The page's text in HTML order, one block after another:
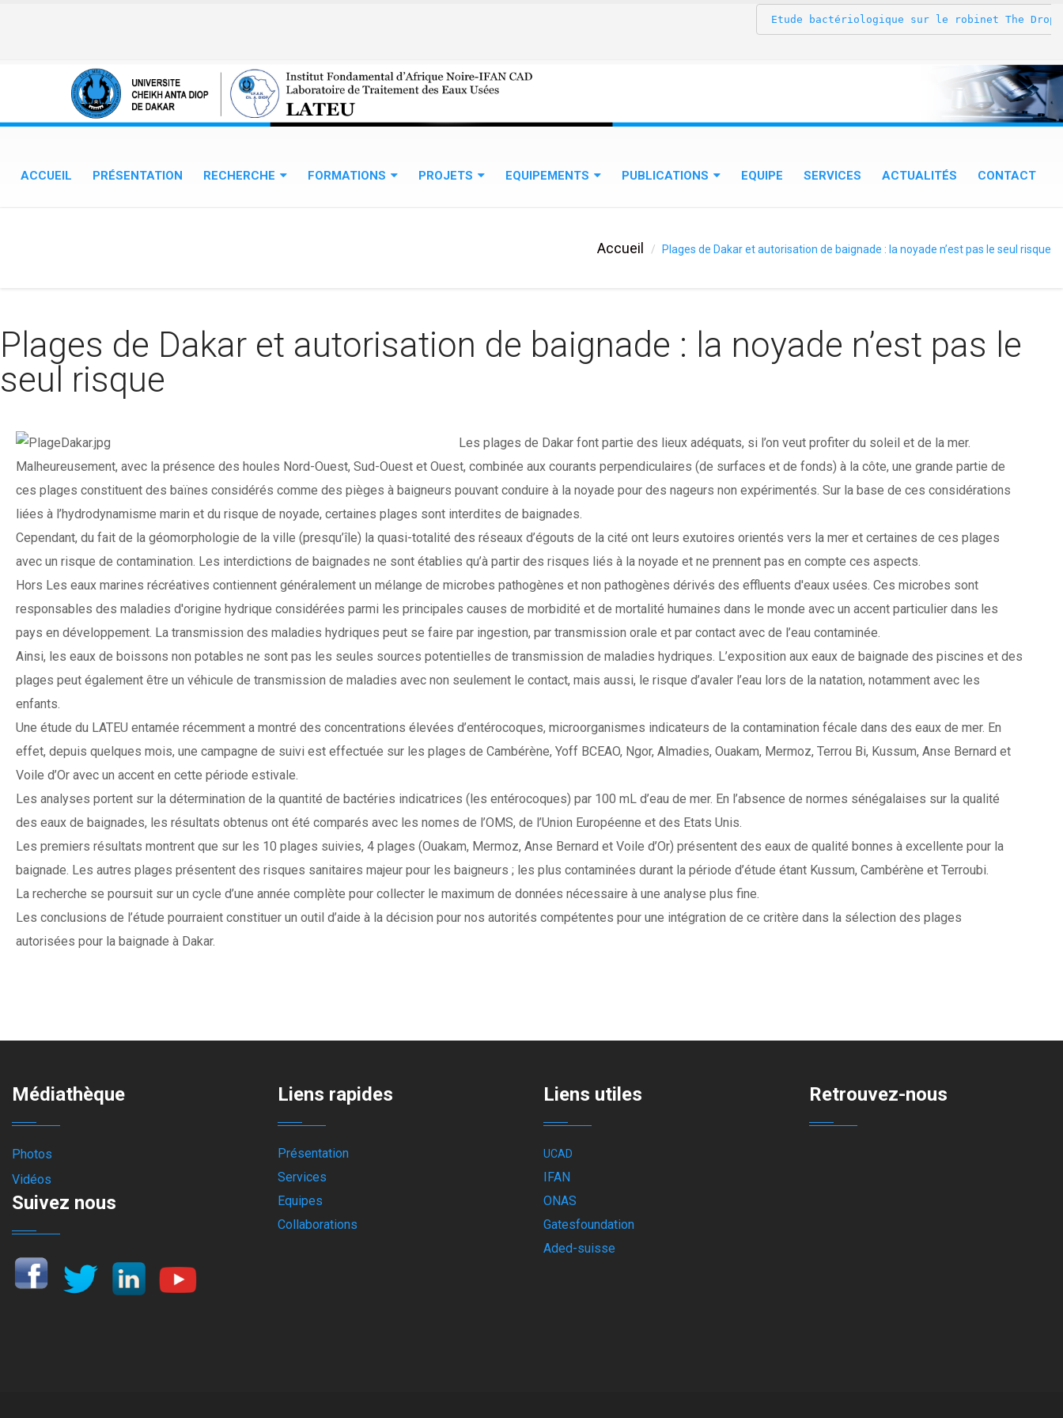
Etude bactériologique sur le robinet The Drop®
ACCUEIL PRÉSENTATION RECHERCHE FORMATIONS PROJETS EQUIPEMENTS PUBLICATIONS EQUIPE SERVICES ACTUALITÉS CONTACT
Accueil Plages de Dakar et autorisation de baignade : la noyade n’est pas le seul risque
Plages de Dakar et autorisation de baignade : la noyade n’est pas le
seul risque
Les plages de Dakar font partie des lieux adéquats, si l’on veut profiter du soleil et de la mer.
Malheureusement, avec la présence des houles Nord-Ouest, Sud-Ouest et Ouest, combinée aux courants perpendiculaires (de surfaces et de fonds) à la côte, une grande partie de
ces plages constituent des baïnes considérés comme des pièges à baigneurs pouvant conduire à la noyade pour des nageurs non expérimentés. Sur la base de ces considérations
liées à l’hydrodynamisme marin et du risque de noyade, certaines plages sont interdites de baignades.
Cependant, du fait de la géomorphologie de la ville (presqu’île) la quasi-totalité des réseaux d’égouts de la cité ont leurs exutoires orientés vers la mer et certaines de ces plages
avec un risque de contamination. Les interdictions de baignades ne sont établies qu’à partir des risques liés à la noyade et ne prennent pas en compte ces aspects.
Hors Les eaux marines récréatives contiennent généralement un mélange de microbes pathogènes et non pathogènes dérivés des effluents d'eaux usées. Ces microbes sont
responsables des maladies d'origine hydrique considérées parmi les principales causes de morbidité et de mortalité humaines dans le monde avec un accent particulier dans les
pays en développement. La transmission des maladies hydriques peut se faire par ingestion, par transmission orale et par contact avec de l’eau contaminée.
Ainsi, les eaux de boissons non potables ne sont pas les seules sources potentielles de transmission de maladies hydriques. L’exposition aux eaux de baignade des piscines et des
plages peut également être un véhicule de transmission de maladies avec non seulement le contact, mais aussi, le risque d’avaler l’eau lors de la natation, notamment avec les
enfants.
Une étude du LATEU entamée récemment a montré des concentrations élevées d’entérocoques, microorganismes indicateurs de la contamination fécale dans des eaux de mer. En
effet, depuis quelques mois, une campagne de suivi est effectuée sur les plages de Cambérène, Yoff BCEAO, Ngor, Almadies, Ouakam, Mermoz, Terrou Bi, Kussum, Anse Bernard et
Voile d’Or avec un accent en cette période estivale.
Les analyses portent sur la détermination de la quantité de bactéries indicatrices (les entérocoques) par 100 mL d’eau de mer. En l’absence de normes sénégalaises sur la qualité
des eaux de baignades, les résultats obtenus ont été comparés avec les nomes de l’OMS, de l’Union Européenne et des Etats Unis.
Les premiers résultats montrent que sur les 10 plages suivies, 4 plages (Ouakam, Mermoz, Anse Bernard et Voile d’Or) présentent des eaux de qualité bonnes à excellente pour la
baignade. Les autres plages présentent des risques sanitaires majeur pour les baigneurs ; les plus contaminées durant la période d’étude étant Kussum, Cambérène et Terroubi.
La recherche se poursuit sur un cycle d’une année complète pour collecter le maximum de données nécessaire à une analyse plus fine.
Les conclusions de l’étude pourraient constituer un outil d’aide à la décision pour nos autorités compétentes pour une intégration de ce critère dans la sélection des plages
autorisées pour la baignade à Dakar.
Médiathèque
Photos
Vidéos
Suivez nous
Liens rapides
Présentation
Services
Equipes
Collaborations
Liens utiles
UCAD
IFAN
ONAS
Gatesfoundation
Aded-suisse
Retrouvez-nous